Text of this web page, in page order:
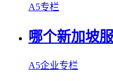
A5专栏
哪个新加坡
A5企业专栏